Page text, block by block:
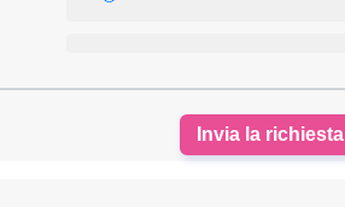
Invia la richiesta